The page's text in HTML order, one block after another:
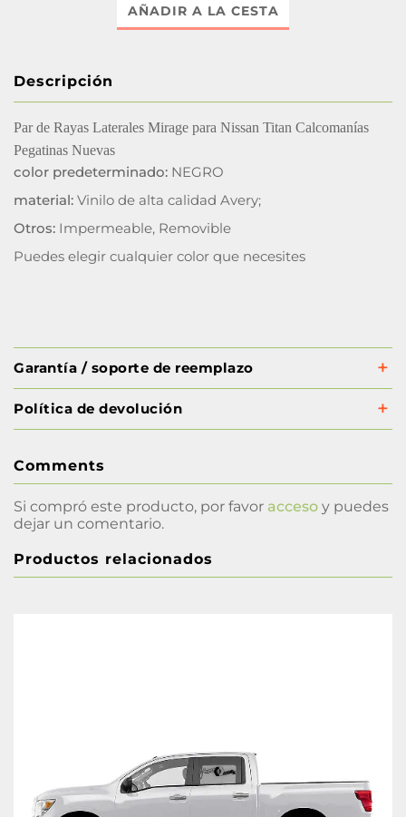
AÑADIR A LA CESTA
Descripción
Par de Rayas Laterales Mirage para Nissan Titan Calcomanías
Pegatinas Nuevas
color predeterminado: NEGRO
material: Vinilo de alta calidad Avery;
Otros: Impermeable, Removible
Puedes elegir cualquier color que necesites
Garantía / soporte de reemplazo
Política de devolución
Comments
Si compró este producto, por favor acceso y puedes
dejar un comentario.
Productos relacionados